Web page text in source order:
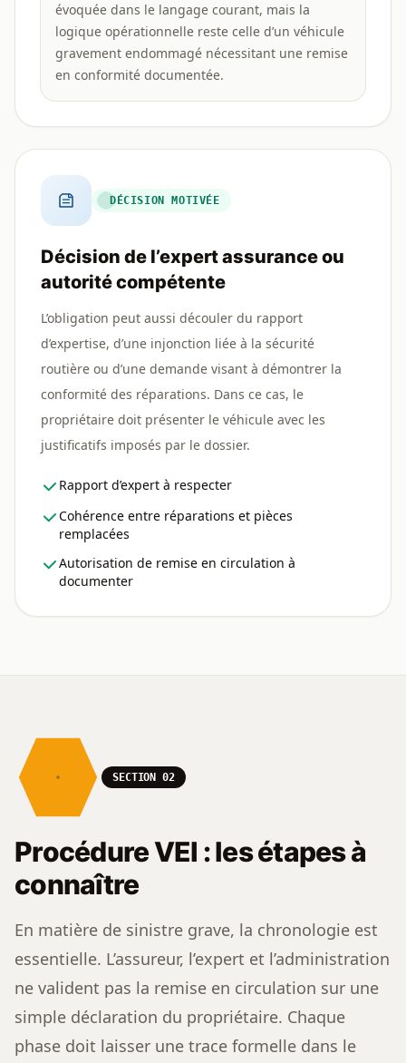
évoquée dans le langage courant, mais la
logique opérationnelle reste celle d’un véhicule
gravement endommagé nécessitant une remise
en conformité documentée.
DÉCISION MOTIVÉE
Décision de l’expert assurance ou
autorité compétente
L’obligation peut aussi découler du rapport
d’expertise, d’une injonction liée à la sécurité
routière ou d’une demande visant à démontrer la
conformité des réparations. Dans ce cas, le
propriétaire doit présenter le véhicule avec les
justificatifs imposés par le dossier.
Rapport d’expert à respecter
Cohérence entre réparations et pièces
remplacées
Autorisation de remise en circulation à
documenter
SECTION 02
Procédure VEI : les étapes à
connaître
En matière de sinistre grave, la chronologie est
essentielle. L’assureur, l’expert et l’administration
ne valident pas la remise en circulation sur une
simple déclaration du propriétaire. Chaque
phase doit laisser une trace formelle dans le